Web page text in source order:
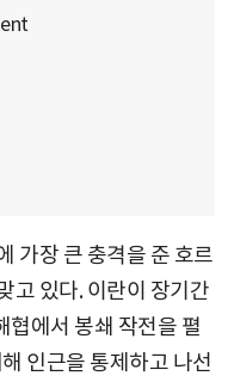
가장 큰 충격을 준 호르
고 있다. 이란이 장기간
협에서 봉쇄 작전을 펼
인근을 통제하고 나선